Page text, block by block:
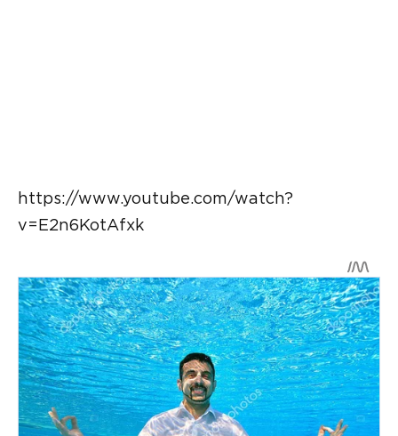
https://www.youtube.com/watch?
v=E2n6KotAfxk